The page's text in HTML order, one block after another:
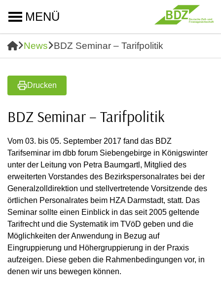
MENÜ
News BDZ Seminar – Tarifpolitik
Drucken
BDZ Seminar – Tarifpolitik
Vom 03. bis 05. September 2017 fand das BDZ
Tarifseminar im dbb forum Siebengebirge in Königswinter
unter der Leitung von Petra Baumgartl, Mitglied des
erweiterten Vorstandes des Bezirkspersonalrates bei der
Generalzolldirektion und stellvertretende Vorsitzende des
örtlichen Personalrates beim HZA Darmstadt, statt. Das
Seminar sollte einen Einblick in das seit 2005 geltende
Tarifrecht und die Systematik im TVöD geben und die
Möglichkeiten der Anwendung in Bezug auf
Eingruppierung und Höhergruppierung in der Praxis
aufzeigen. Diese geben die Rahmenbedingungen vor, in
denen wir uns bewegen können.